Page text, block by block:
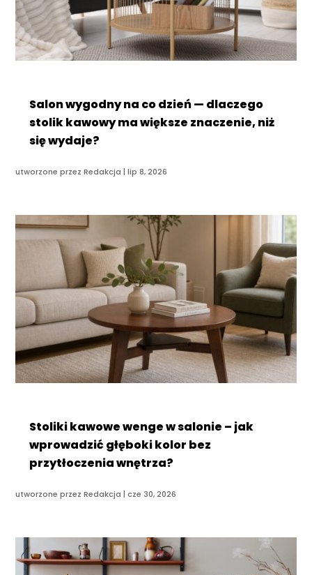
Salon wygodny na co dzień — dlaczego
stolik kawowy ma większe znaczenie, niż
się wydaje?
utworzone przezRedakcja |lip 8, 2026
Stoliki kawowe wenge w salonie – jak
wprowadzić głęboki kolor bez
przytłoczenia wnętrza?
utworzone przezRedakcja |cze 30, 2026